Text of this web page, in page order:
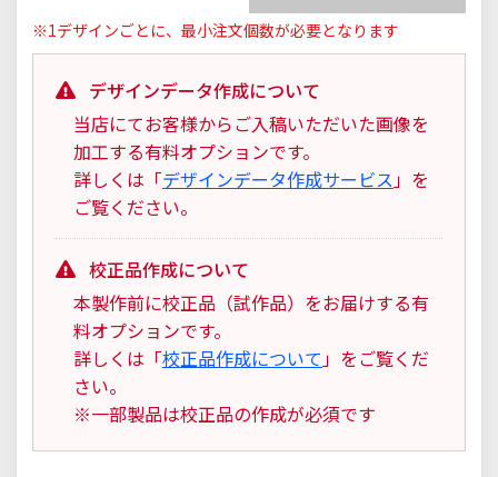
※1デザインごとに、最小注文個数が必要となります
デザインデータ作成について
当店にてお客様からご入稿いただいた画像を
加工する有料オプションです。
詳しくは「デザインデータ作成サービス 」を
ご覧ください。
校正品作成について
本製作前に校正品（試作品）をお届けする有
料オプションです。
詳しくは「校正品作成について 」をご覧くだ
さい。
※一部製品は校正品の作成が必須です